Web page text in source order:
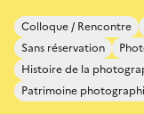
Colloque / Rencontre
Sans réservation
Histoire de la
Patrimoine